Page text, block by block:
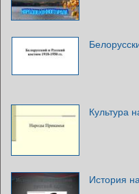
Культура
История